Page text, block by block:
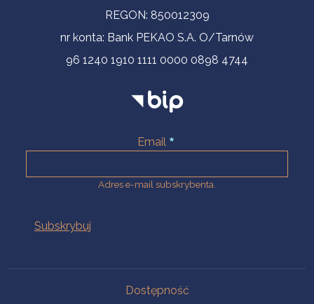
REGON: 850012309
nr konta: Bank PEKAO S.A. O/Tarnów
96 1240 1910 1111 0000 0898 4744
Email
Adres e-mail subskrybenta.
Dostępność